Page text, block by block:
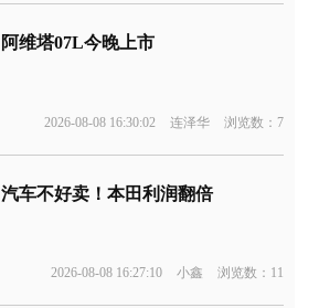
阿维塔07L今晚上市
2026-08-08 16:30:02 连泽华 浏览数：7
汽车不好卖！本田利润翻倍
2026-08-08 16:27:10 小鑫 浏览数：11